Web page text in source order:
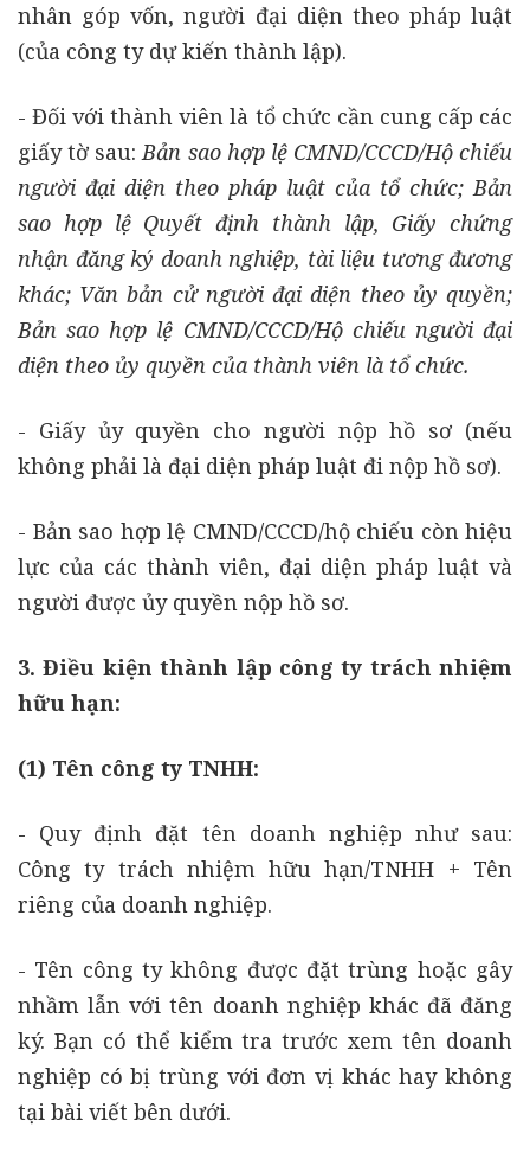
nhân góp vốn, người đại diện theo pháp luật
(của công ty dự kiến thành lập).
- Đối với thành viên là tổ chức cần cung cấp các
giấy tờ sau:Bản sao hợp lệ CMND/CCCD/Hộ chiếu
người đại diện theo pháp luật của tổ chức; Bản
sao hợp lệ Quyết định thành lập, Giấy chứng
nhận đăng ký doanh nghiệp, tài liệu tương đương
khác; Văn bản cử người đại diện theo ủy quyền;
Bản sao hợp lệ CMND/CCCD/Hộ chiếu người đại
diện theo ủy quyền của thành viên là tổ chức.
- Giấy ủy quyền cho người nộp hồ sơ (nếu
không phải là đại diện pháp luật đi nộp hồ sơ).
- Bản sao hợp lệ CMND/CCCD/hộ chiếu còn hiệu
lực của các thành viên, đại diện pháp luật và
người được ủy quyền nộp hồ sơ.
3. Điều kiện thành lập công ty trách nhiệm
hữu hạn:
(1) Tên công ty TNHH:
- Quy định đặt tên doanh nghiệp như sau:
Công ty trách nhiệm hữu hạn/TNHH + Tên
riêng của doanh nghiệp.
- Tên công ty không được đặt trùng hoặc gây
nhầm lẫn với tên doanh nghiệp khác đã đăng
ký. Bạn có thể kiểm tra trước xem tên doanh
nghiệp có bị trùng với đơn vị khác hay không
tại bài viết bên dưới.